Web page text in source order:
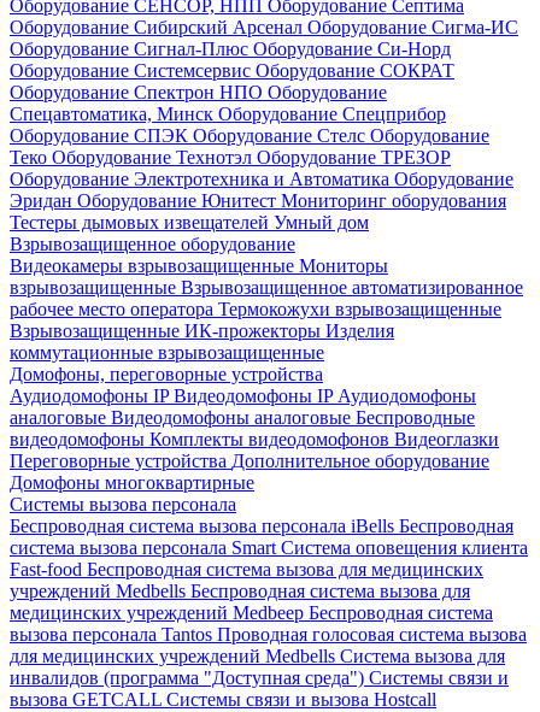
Оборудование СЕНСОР, НПП Оборудование Септима
Оборудование Сибирский Арсенал Оборудование Сигма-ИС
Оборудование Сигнал-Плюс Оборудование Си-Норд
Оборудование Системсервис Оборудование СОКРАТ
Оборудование Спектрон НПО Оборудование
Спецавтоматика, Минск Оборудование Спецприбор
Оборудование СПЭК Оборудование Стелс Оборудование
Теко Оборудование Технотэл Оборудование ТРЕЗОР
Оборудование Электротехника и Автоматика Оборудование
Эридан Оборудование Юнитест Мониторинг оборудования
Тестеры дымовых извещателей Умный дом
Взрывозащищенное оборудование
Видеокамеры взрывозащищенные Мониторы
взрывозащищенные Взрывозащищенное автоматизированное
рабочее место оператора Термокожухи взрывозащищенные
Взрывозащищенные ИК-прожекторы Изделия
коммутационные взрывозащищенные
Домофоны, переговорные устройства
Аудиодомофоны IPВидеодомофоны IP Аудиодомофоны
аналоговые Видеодомофоны аналоговые Беспроводные
видеодомофоны Комплекты видеодомофонов Видеоглазки
Переговорные устройства Дополнительное оборудование
Домофоны многоквартирные
Системы вызова персонала
Беспроводная система вызова персонала iBells Беспроводная
система вызова персонала Smart Система оповещения клиента
Fast-food Беспроводная система вызова для медицинских
учреждений Medbells Беспроводная система вызова для
медицинских учреждений Medbeep Беспроводная система
вызова персонала Tantos Проводная голосовая система вызова
для медицинских учреждений Medbells Система вызова для
инвалидов (программа "Доступная среда") Системы связи и
вызова GETCALL Системы связи и вызова Hostcall